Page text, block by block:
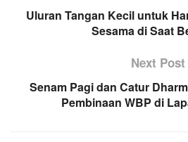
Uluran Tangan Kecil untuk
Sesama di Saat
Next Post
Senam Pagi dan Catur
Pembinaan WBP di